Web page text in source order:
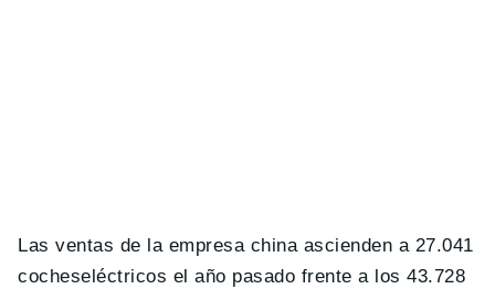
Las ventas de la empresa china ascienden a 27.041
cocheseléctricos el año pasado frente a los 43.728